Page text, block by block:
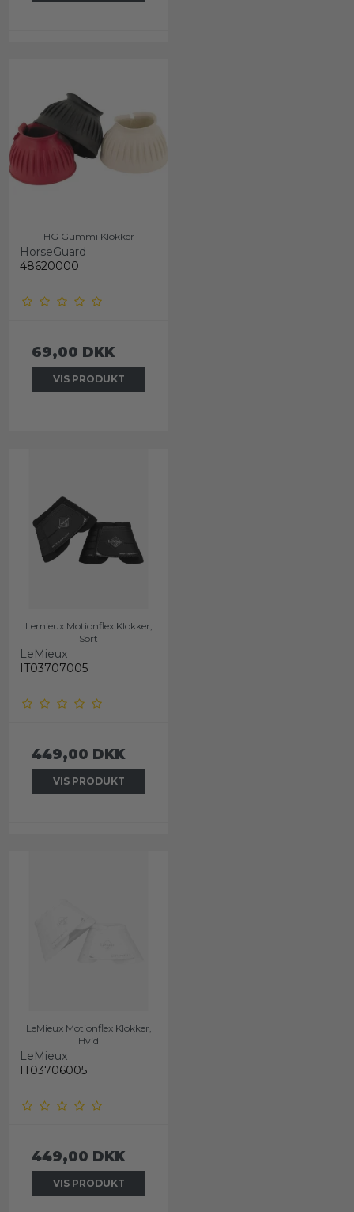
HG Gummi Klokker
HorseGuard
48620000
69,00 DKK
VIS PRODUKT
Lemieux Motionflex Klokker,
Sort
LeMieux
IT03707005
449,00 DKK
VIS PRODUKT
LeMieux Motionflex Klokker,
Hvid
LeMieux
IT03706005
449,00 DKK
VIS PRODUKT